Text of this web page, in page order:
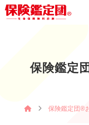
保険選びのコツと手順
保険鑑定
保険鑑定団®